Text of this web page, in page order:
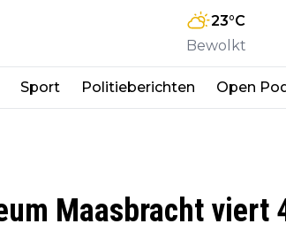
23°C
Bewolkt
Sport Politieberichten Open
Maasbracht viert